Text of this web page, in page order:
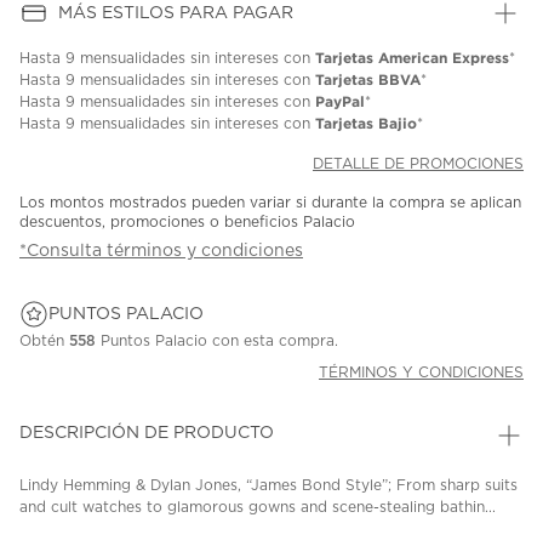
MÁS ESTILOS PARA PAGAR
Hasta 9 mensualidades sin intereses con Tarjetas American Express*
Hasta 9 mensualidades sin intereses con Tarjetas BBVA*
Hasta 9 mensualidades sin intereses con PayPal*
Hasta 9 mensualidades sin intereses con Tarjetas Bajio*
DETALLE DE PROMOCIONES
Los montos mostrados pueden variar si durante la compra se aplican
descuentos, promociones o beneficios Palacio
*Consulta términos y condiciones
PUNTOS PALACIO
Obtén 558 Puntos Palacio con esta compra.
TÉRMINOS Y CONDICIONES
DESCRIPCIÓN DE PRODUCTO
Lindy Hemming & Dylan Jones, “James Bond Style”; From sharp suits
and cult watches to glamorous gowns and scene-stealing bathin...